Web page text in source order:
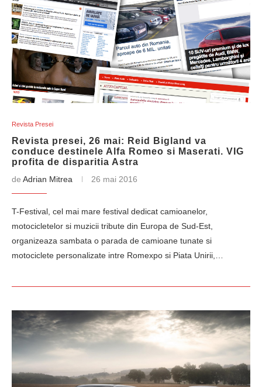
Revista Presei
Revista presei, 26 mai: Reid Bigland va
conduce destinele Alfa Romeo si Maserati. VIG
profita de disparitia Astra
de Adrian Mitrea 26 mai 2016
T-Festival, cel mai mare festival dedicat camioanelor,
motocicletelor si muzicii tribute din Europa de Sud-Est,
organizeaza sambata o parada de camioane tunate si
motociclete personalizate intre Romexpo si Piata Unirii,…